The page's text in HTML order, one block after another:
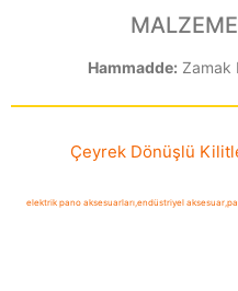
Hammadde: Zamak
Çeyrek Dönüşlü
elektrik pano aksesuarları,endüstriyel aksesuar,